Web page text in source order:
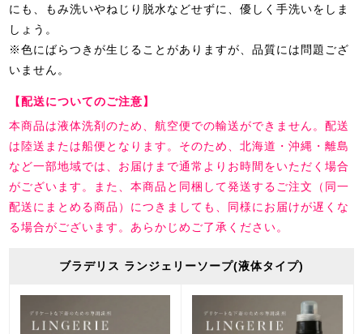
にも、もみ洗いやねじり脱水などせずに、優しく手洗いをしま
しょう。
※色にばらつきが生じることがありますが、品質には問題ござ
いません。
【配送についてのご注意】
本商品は液体洗剤のため、航空便での輸送ができません。配送
は陸送または船便となります。そのため、北海道・沖縄・離島
など一部地域では、お届けまで通常よりお時間をいただく場合
がございます。また、本商品と同梱して発送するご注文（同一
配送にまとめる商品）につきましても、同様にお届けが遅くな
る場合がございます。あらかじめご了承ください。
ブラデリス ランジェリーソープ(液体タイプ)